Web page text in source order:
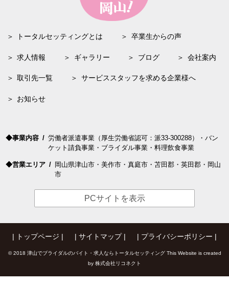
トータルセッティングとは 卒業生からの声
求人情報 ギャラリー ブログ 会社案内
取引先一覧 サービススタッフを求める企業様へ
お知らせ
事業内容 労働者派遣事業（厚生労働省認可：派33-300288）・バン
ケット請負事業・ブライダル事業・料理飲食事業
営業エリア 岡山県津山市・ 美作市・ 真庭市・ 苫田郡・ 英田郡・ 岡山
市
PCサイトを表示
トップページ サイトマップ プライバシーポリシー
©2018 津山でブライダルのバイト・求人ならトータルセッティング This Website is created
by 株式会社リコネクト